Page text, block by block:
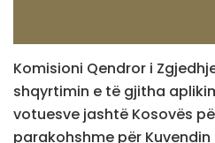
Komisioni Qendror i
shqyrtimin e të gjitha
votuesve jashtë Kosovës
parakohshme për Kuvendin